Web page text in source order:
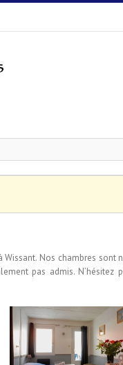
Nos chambres
pas admis.